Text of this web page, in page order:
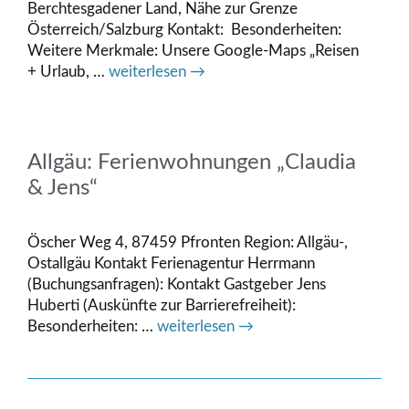
Berchtesgadener Land, Nähe zur Grenze
Österreich/Salzburg Kontakt: Besonderheiten:
Weitere Merkmale: Unsere Google-Maps „Reisen
+ Urlaub, … weiterlesen →
Allgäu: Ferienwohnungen „Claudia
& Jens“
Öscher Weg 4, 87459 Pfronten Region: Allgäu-,
Ostallgäu Kontakt Ferienagentur Herrmann
(Buchungsanfragen): Kontakt Gastgeber Jens
Huberti (Auskünfte zur Barrierefreiheit):
Besonderheiten: … weiterlesen →